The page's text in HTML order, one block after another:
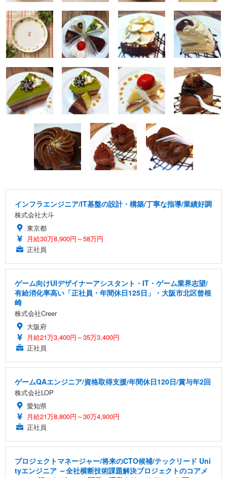
インフラエンジニア/IT基盤の設計・構築/丁寧な指導/業績好調
株式会社大斗
東京都
月給30万8,900円～58万円
正社員
ゲーム向けUIデザイナーアシスタント・IT・ゲーム業界志望/
有給消化率高い「正社員・年間休日125日」・大阪市北区曾根
崎
株式会社Creer
大阪府
月給21万3,400円～35万3,400円
正社員
ゲームQAエンジニア/資格取得支援/年間休日120日/賞与年2回
株式会社LOP
愛知県
月給21万8,800円～30万4,900円
正社員
プロジェクトマネージャー/将来のCTO候補/テックリード Uni
tyエンジニア ～全社横断技術課題解決プロジェクトのコアメ